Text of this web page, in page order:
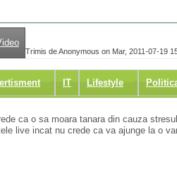
IT Lifestyle
Trimis de Anonymous on Mar, 2011-07-19
ca o sa moara tanara din cauza
live incat nu crede ca va ajunge la o